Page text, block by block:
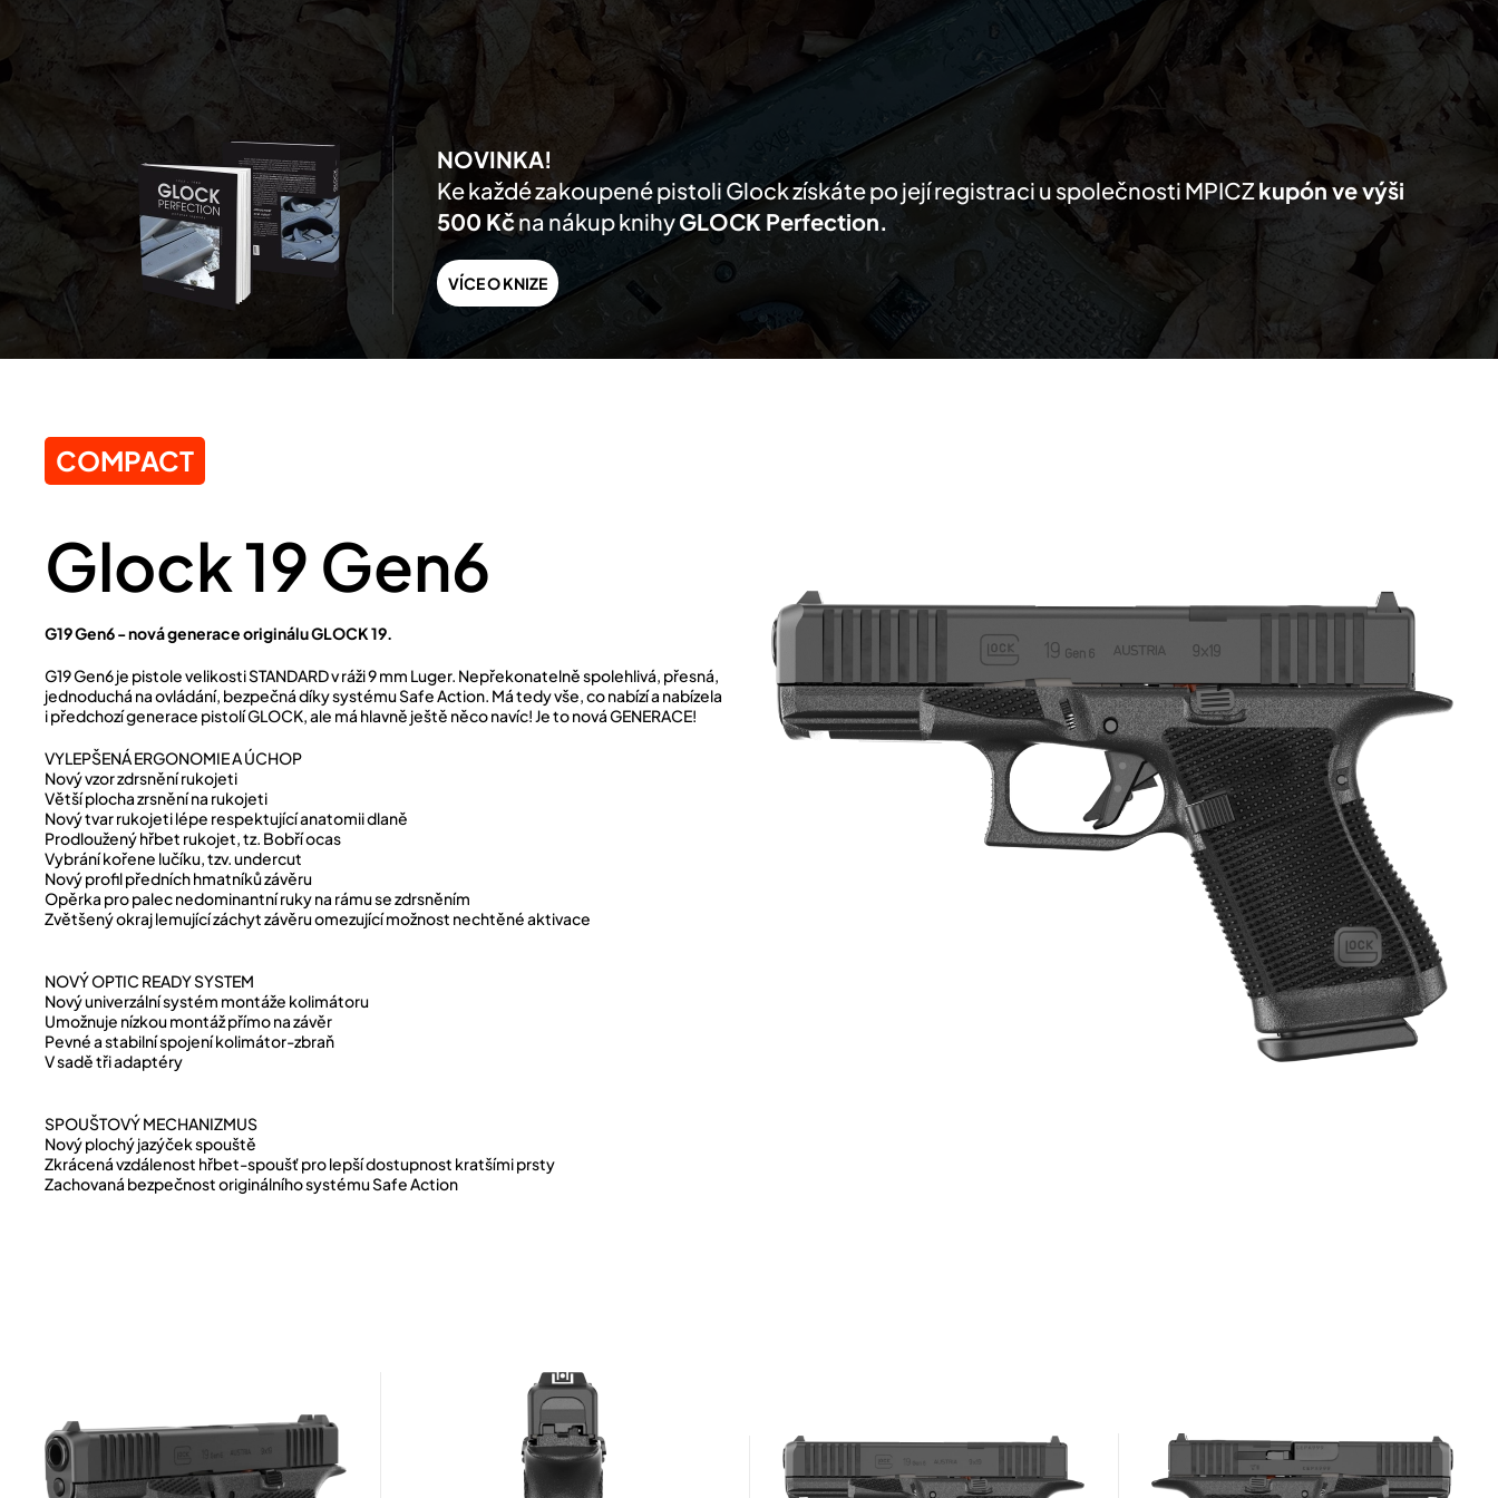
Skip to main content AKTUALITY PRODUKTY PRODEJCI KONTAKTY MŮJ SEZNAM PRO PARTNERY
NOVINKA!
Ke každé zakoupené pistoli Glock získáte po její registraci u společnosti MPICZkupón ve výši
500 Kčna nákup knihyGLOCK Perfection.
VÍCE O KNIZE
COMPACT
Glock 19 Gen6
G19 Gen6 - nová generace originálu GLOCK 19.
G19 Gen6 je pistole velikosti STANDARD v ráži 9 mm Luger. Nepřekonatelně spolehlivá, přesná,
jednoduchá na ovládání, bezpečná díky systému Safe Action. Má tedy vše, co nabízí a nabízela
i předchozí generace pistolí GLOCK, ale má hlavně ještě něco navíc! Je to nová GENERACE!
VYLEPŠENÁ ERGONOMIE A ÚCHOP
Nový vzor zdrsnění rukojeti
Větší plocha zrsnění na rukojeti
Nový tvar rukojeti lépe respektující anatomii dlaně
Prodloužený hřbet rukojet, tz. Bobří ocas
Vybrání kořene lučíku, tzv. undercut
Nový profil předních hmatníků závěru
Opěrka pro palec nedominantní ruky na rámu se zdrsněním
Zvětšený okraj lemující záchyt závěru omezující možnost nechtěné aktivace
NOVÝ OPTIC READY SYSTEM
Nový univerzální systém montáže kolimátoru
Umožnuje nízkou montáž přímo na závěr
Pevné a stabilní spojení kolimátor-zbraň
V sadě tři adaptéry
SPOUŠTOVÝ MECHANIZMUS
Nový plochý jazýček spouště
Zkrácená vzdálenost hřbet-spoušť pro lepší dostupnost kratšími prsty
Zachovaná bezpečnost originálního systému Safe Action